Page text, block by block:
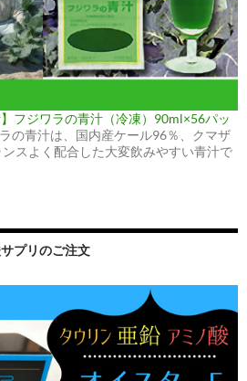
フジワラの青汁（冷凍）90ml×56パッ
の青汁は、国内産ケール96％、クマザ
スよく配合した大変飲みやすい青汁で
プリのご注文